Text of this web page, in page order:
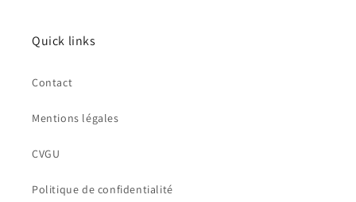
Quick links
Contact
Mentions légales
CVGU
Politique de confidentialité